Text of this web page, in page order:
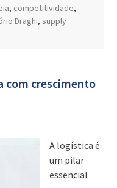
, competitividade,
Draghi, supply
com crescimento
A logística é
um pilar
essencial